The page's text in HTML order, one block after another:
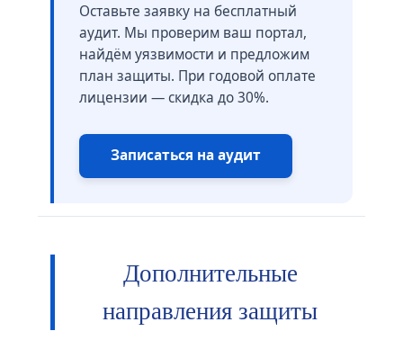
Оставьте заявку на бесплатный
аудит. Мы проверим ваш портал,
найдём уязвимости и предложим
план защиты. При годовой оплате
лицензии — скидка до 30%.
Записаться на аудит
Дополнительные
направления защиты